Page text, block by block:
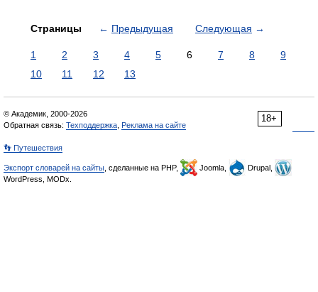
Страницы ← Предыдущая Следующая →
1 2 3 4 5 6 7 8
9
10
11 12 13
18+
© Академик, 2000-2026
Обратная связь: Техподдержка Реклама на сайте
👣 Путешествия
Экспорт словарей на сайты , сделанные на PHP, Joomla,
Drupal,
WordPress, MODx.